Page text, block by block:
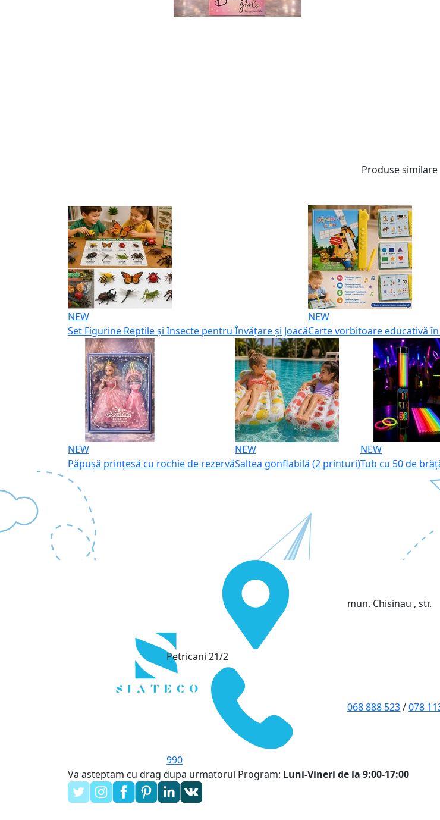
Produse similare
NEW
Set Figurine Reptile și Insecte pentru Învățare și Joacă
NEW
Carte vorbitoare educativă
NEW
Păpușă prințesă cu rochie de rezervă
NEW
Saltea gonflabilă (2 printuri)
NEW
Tub cu 50 de
mun. Chisinau , str.
Petricani 21/2
068 888 523/078
990
Va asteptam cu drag dupa urmatorul Program: Luni-Vineri de la 9:00-17:00